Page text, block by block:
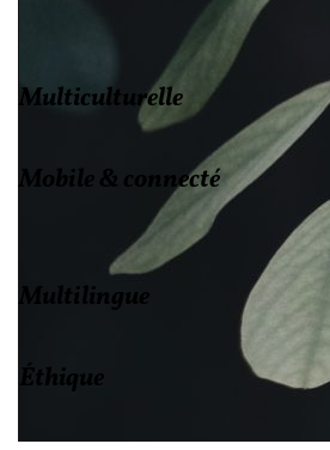
Multiculturelle
Mobile & connecté
Multilingue
Éthique